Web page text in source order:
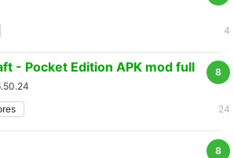
4
8
- Pocket Edition APK mod full
24
8